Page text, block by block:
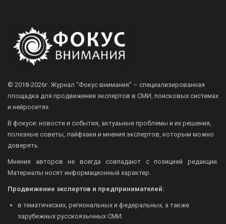
© 2018-2026г. Журнал “Фокус внимания” – специализированная
площадка для продвижения экспертов в СМИ, поисковых системах
и нейросетях.
В фокусе: новости и события, актуаьные проблемы и их решения,
полезные советы, лайфхаки и мнения экспертов, которым можно
доверять.
Мнения авторов не всегда совпадают с позицией редакции.
Материалы носят информационный характер.
Продвижение экспертов и предпринимателей:
в тематических, региональных и федеральных, а также
зарубежных русскоязычных СМИ.